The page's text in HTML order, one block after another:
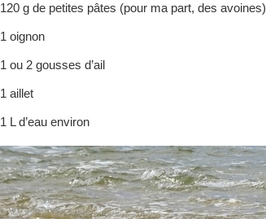
120 g de petites pâtes (pour ma part, des avoines)
1 oignon
1 ou 2 gousses d’ail
1 aillet
1 L d’eau environ